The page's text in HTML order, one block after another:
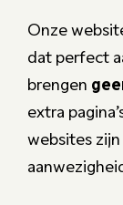
Onze
dat perfect
brengen
extra
websites